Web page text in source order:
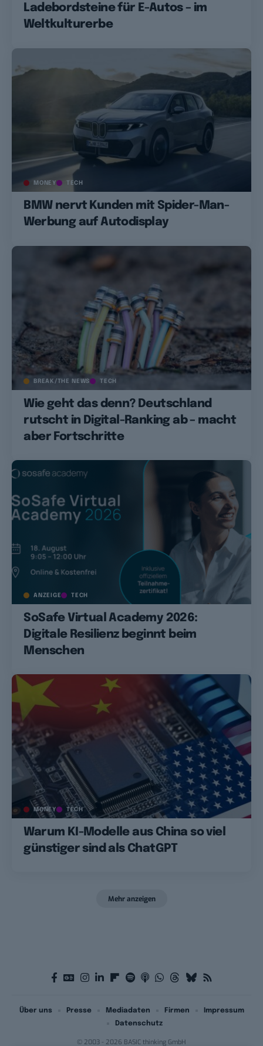
Ladebordsteine für E-Autos – im
Weltkulturerbe
MONEY TECH
BMW nervt Kunden mit Spider-Man-
Werbung auf Autodisplay
BREAK/THE NEWS TECH
Wie geht das denn? Deutschland
rutscht in Digital-Ranking ab – macht
aber Fortschritte
ANZEIGE TECH
SoSafe Virtual Academy 2026:
Digitale Resilienz beginnt beim
Menschen
MONEY TECH
Warum KI-Modelle aus China so viel
günstiger sind als ChatGPT
Mehr anzeigen
© 2003 - 2026 BASIC thinking GmbH
Über uns Presse Mediadaten Firmen
Impressum
Datenschutz